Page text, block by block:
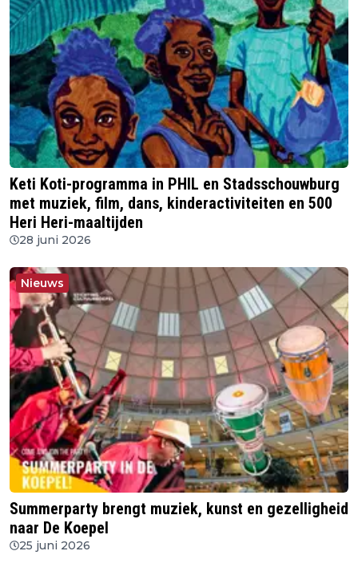
Keti Koti-programma in PHIL en Stadsschouwburg
met muziek, film, dans, kinderactiviteiten en 500
Heri Heri-maaltijden
28 juni 2026
Nieuws
Summerparty brengt muziek, kunst en gezelligheid
naar De Koepel
25 juni 2026